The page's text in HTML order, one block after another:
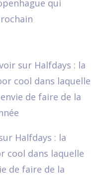
qui
Halfdays : la
cool dans laquelle
de faire de la